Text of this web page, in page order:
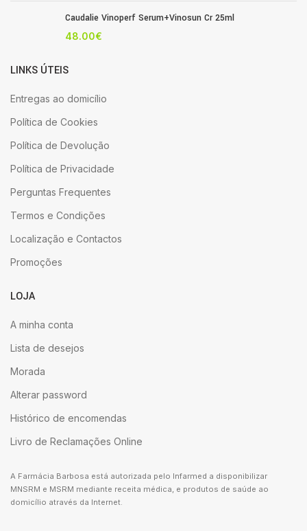
Caudalie Vinoperf Serum+Vinosun Cr 25ml
48.00€
LINKS ÚTEIS
Entregas ao domicílio
Política de Cookies
Política de Devolução
Política de Privacidade
Perguntas Frequentes
Termos e Condições
Localização e Contactos
Promoções
LOJA
A minha conta
Lista de desejos
Morada
Alterar password
Histórico de encomendas
Livro de Reclamações Online
A Farmácia Barbosa está autorizada pelo Infarmed a disponibilizar
MNSRM e MSRM mediante receita médica, e produtos de saúde ao
domicílio através da Internet.